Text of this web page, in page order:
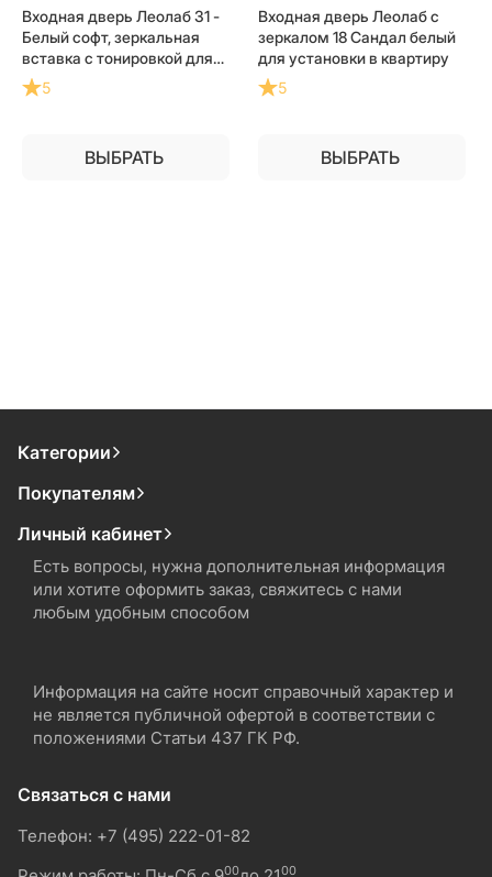
Входная дверь Леолаб 31 -
Белый софт, зеркальная
вставка с тонировкой для
установки в квартиру
5
ВЫБРАТЬ
Входная дверь Леолаб с
зеркалом 18 Сандал белый
для установки в квартиру
5
ВЫБРАТЬ
Категории
Покупателям
Личный кабинет
Есть вопросы, нужна дополнительная информация
или хотите оформить заказ, свяжитесь с нами
любым удобным способом
Информация на сайте носит справочный характер и
не является публичной офертой в соответствии с
положениями Статьи 437 ГК РФ.
Связаться с нами
Телефон: +7 (495) 222-01-82
00 00